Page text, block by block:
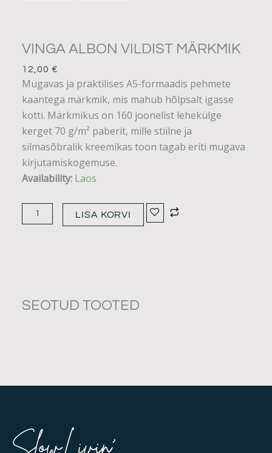
VINGA ALBON VILDIST MÄRKMIK
12,00 €
Mugavas ja praktilises A5-formaadis pehmete
kaantega märkmik, mis mahub hõlpsalt igasse
kotti. Märkmikus on 160 joonelist lehekülge
kerget 70 g/m² paberit, mille stiilne ja
silmasõbralik kreemikas toon tagab eriti mugava
kirjutamiskogemuse.
Availability: Laos
Vinga
vildist
märkmik
LISA KORVI
SEOTUD TOOTED